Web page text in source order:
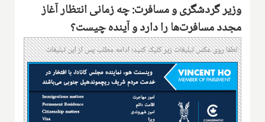
وزیر گردشگری و مسافرت: چه زمانی انتظار آغاز
مجدد مسافرت‌ها را دارد و آینده چیست؟
لطفا روی عکس تبلیغات زیر کلیک کنید؛ ادامه مطلب پس از این تبلیغات